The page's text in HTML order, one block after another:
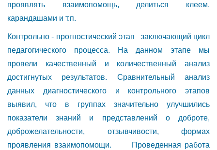
проявлять взаимопомощь, делиться клеем,
карандашами и т.п.
Контрольно - прогностический этап заключающий цикл
педагогического процесса. На данном этапе мы
провели качественный и количественный анализ
достигнутых результатов. Сравнительный анализ
данных диагностического и контрольного этапов
выявил, что в группах значительно улучшились
показатели знаний и представлений о доброте,
доброжелательности, отзывчивости, формах
проявления взаимопомощи. Проведенная работа